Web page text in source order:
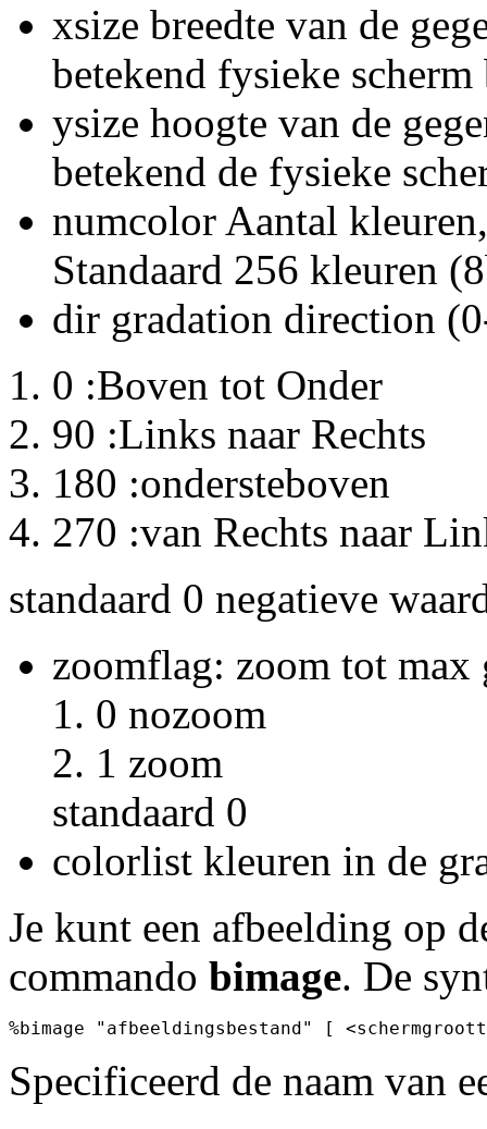
xsize breedte van de
betekend fysieke scherm
ysize hoogte van de
betekend de fysieke
numcolor Aantal
Standaard 256 kleuren
dir gradation direction
0 :Boven tot Onder
90 :Links naar Rechts
180 :ondersteboven
270 :van Rechts naar
standaard 0 negatieve
zoomflag: zoom tot max
0 nozoom
1 zoom
standaard 0
colorlist kleuren in de
Je kunt een afbeelding op
commando bimage. De
Specificeerd de naam van